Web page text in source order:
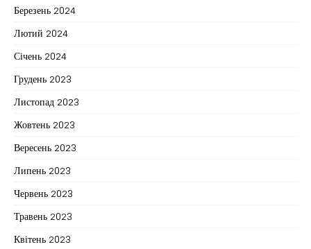
Березень 2024
Лютий 2024
Січень 2024
Грудень 2023
Листопад 2023
Жовтень 2023
Вересень 2023
Липень 2023
Червень 2023
Травень 2023
Квітень 2023